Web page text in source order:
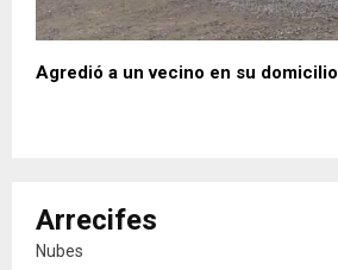
Agredió a un vecino en su domicilio
Arrecifes
Nubes